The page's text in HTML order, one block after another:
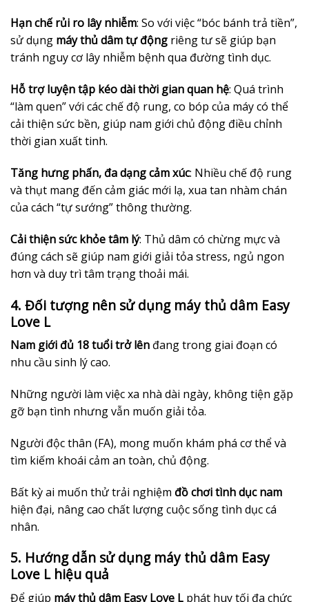
Hạn chế rủi ro lây nhiễm: So với việc “bóc bánh trả tiền”,
sử dụng máy thủ dâm tự động riêng tư sẽ giúp bạn
tránh nguy cơ lây nhiễm bệnh qua đường tình dục.
Hỗ trợ luyện tập kéo dài thời gian quan hệ: Quá trình
“làm quen” với các chế độ rung, co bóp của máy có thể
cải thiện sức bền, giúp nam giới chủ động điều chỉnh
thời gian xuất tinh.
Tăng hưng phấn, đa dạng cảm xúc: Nhiều chế độ rung
và thụt mang đến cảm giác mới lạ, xua tan nhàm chán
của cách “tự sướng” thông thường.
Cải thiện sức khỏe tâm lý: Thủ dâm có chừng mực và
đúng cách sẽ giúp nam giới giải tỏa stress, ngủ ngon
hơn và duy trì tâm trạng thoải mái.
4. Đối tượng nên sử dụng máy thủ dâm Easy
Love L
Nam giới đủ 18 tuổi trở lên đang trong giai đoạn có
nhu cầu sinh lý cao.
Những người làm việc xa nhà dài ngày, không tiện gặp
gỡ bạn tình nhưng vẫn muốn giải tỏa.
Người độc thân (FA), mong muốn khám phá cơ thể và
tìm kiếm khoái cảm an toàn, chủ động.
Bất kỳ ai muốn thử trải nghiệm đồ chơi tình dục nam
hiện đại, nâng cao chất lượng cuộc sống tình dục cá
nhân.
5. Hướng dẫn sử dụng máy thủ dâm Easy
Love L hiệu quả
Để giúp máy thủ dâm Easy Love L phát huy tối đa chức